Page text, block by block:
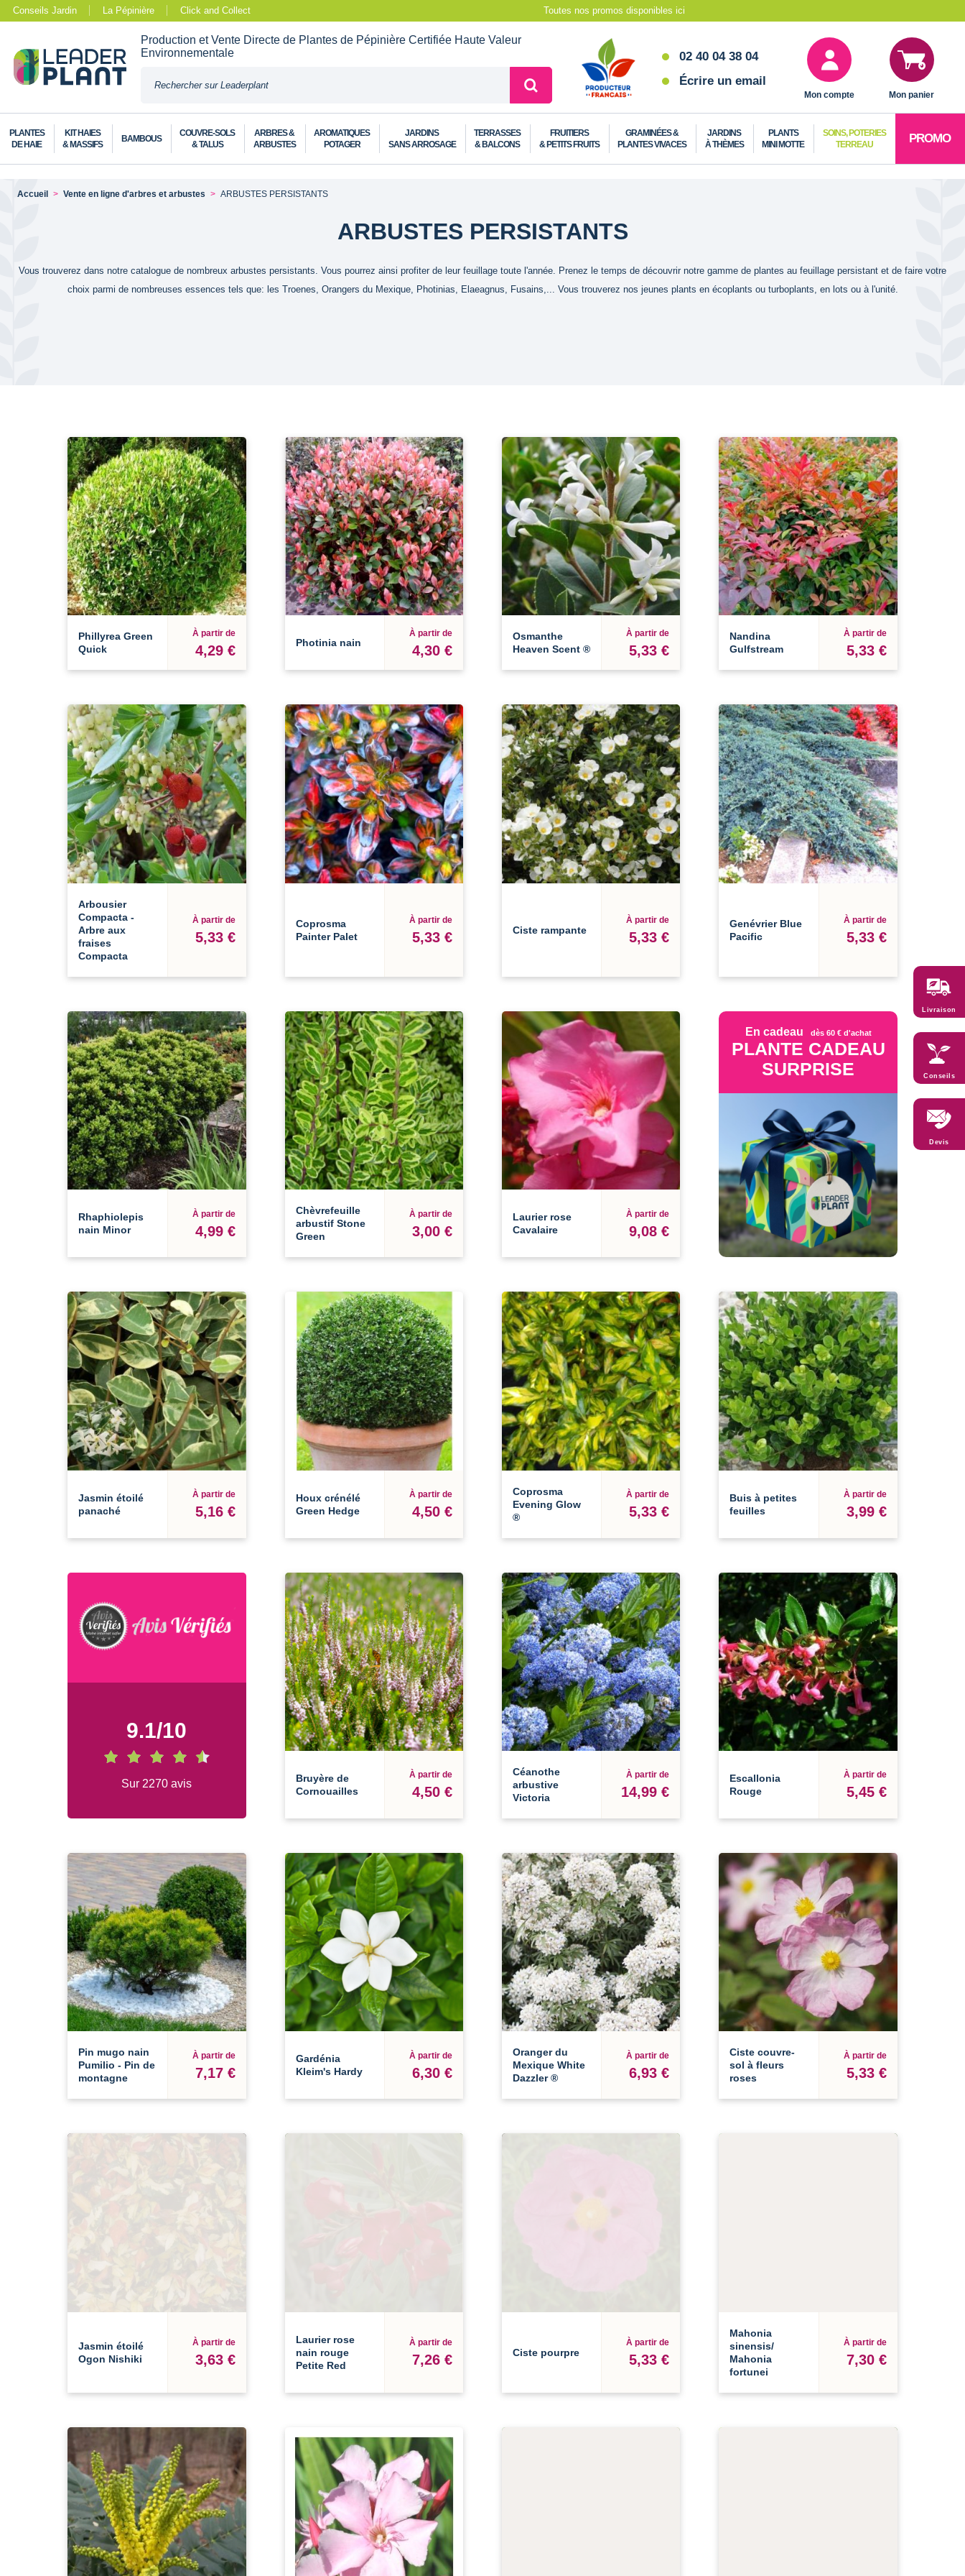
Conseils Jardin La Pépinière Click and Collect Toutes nos promos disponibles ici
Production et Vente Directe de Plantes de Pépinière Certifiée Haute Valeur
Environnementale
02 40 04 38 04
Écrire un email
Mon compte Mon panier
PLANTES
DE HAIE
KIT HAIES
& MASSIFS
BAMBOUS
COUVRE-SOLS
& TALUS
ARBRES &
ARBUSTES
AROMATIQUES
POTAGER
JARDINS
SANS ARROSAGE
TERRASSES
& BALCONS
FRUITIERS
& PETITS FRUITS
GRAMINÉES &
PLANTES VIVACES
JARDINS
À THÈMES
PLANTS
MINI MOTTE
SOINS, POTERIES
TERREAU
PROMO
Accueil Vente en ligne d'arbres et arbustes ARBUSTES PERSISTANTS
ARBUSTES PERSISTANTS
Vous trouverez dans notre catalogue de nombreux arbustes persistants. Vous pourrez ainsi profiter de leur feuillage toute l'année. Prenez le temps de découvrir notre gamme de plantes au feuillage persistant et de faire votre
choix parmi de nombreuses essences tels que: les Troenes, Orangers du Mexique, Photinias, Elaeagnus, Fusains,... Vous trouverez nos jeunes plants en écoplants ou turboplants, en lots ou à l'unité.
Phillyrea Green
Quick
À partir de
4,29 € Photinia nain
À partir de
4,30 €
Osmanthe
Heaven Scent ®
À partir de
5,33 €
Nandina
Gulfstream
À partir de
5,33 €
Arbousier
Compacta -
Arbre aux
fraises
Compacta
À partir de
5,33 €
Coprosma
Painter Palet
À partir de
5,33 € Ciste rampante
À partir de
5,33 €
Genévrier Blue
Pacific
À partir de
5,33 €
Rhaphiolepis
nain Minor
À partir de
4,99 €
Chèvrefeuille
arbustif Stone
Green
À partir de
3,00 €
Laurier rose
Cavalaire
À partir de
9,08 €
En cadeau dès 60 € d'achat
PLANTE CADEAU
SURPRISE
Jasmin étoilé
panaché
À partir de
5,16 €
Houx crénélé
Green Hedge
À partir de
4,50 €
Coprosma
Evening Glow
®
À partir de
5,33 €
Buis à petites
feuilles
À partir de
3,99 €
9.1/10
Sur 2270 avis
Bruyère de
Cornouailles
À partir de
4,50 €
Céanothe
arbustive
Victoria
À partir de
14,99 €
Escallonia
Rouge
À partir de
5,45 €
Pin mugo nain
Pumilio - Pin de
montagne
À partir de
7,17 €
Gardénia
Kleim's Hardy
À partir de
6,30 €
Oranger du
Mexique White
Dazzler ®
À partir de
6,93 €
Ciste couvre-
sol à fleurs
roses
À partir de
5,33 €
Jasmin étoilé
Ogon Nishiki
À partir de
3,63 €
Laurier rose
nain rouge
Petite Red
À partir de
7,26 € Ciste pourpre
À partir de
5,33 €
Mahonia
sinensis/
Mahonia
fortunei
À partir de
7,30 €
Livraison
Conseils
Devis